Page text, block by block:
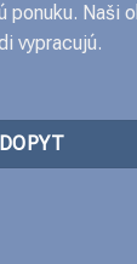
ponuku. Naši
vypracujú.
DOPYT